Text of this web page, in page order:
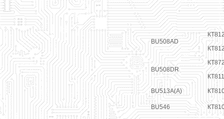
BU508AD
BU508DR
BU513A(A)
BU546